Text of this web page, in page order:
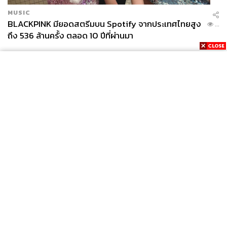
MUSIC
BLACKPINK มียอดสตรีมบน Spotify จากประเทศไทยสูง
ถึง 536 ล้านครั้ง ตลอด 10 ปีที่ผ่านมา
...